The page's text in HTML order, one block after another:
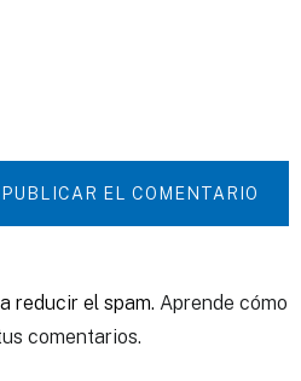
PUBLICAR EL COMENTARIO
reducir el spam. Aprende cómo
comentarios.